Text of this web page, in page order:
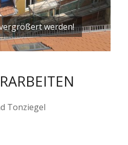
werden!
Tonziegel